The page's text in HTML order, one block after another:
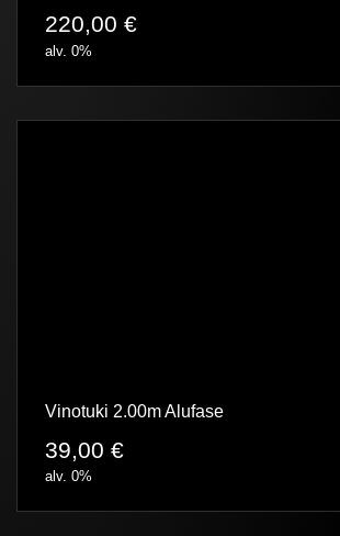
220,00 €
alv. 0%
Vinotuki 2.00m Alufase
39,00 €
alv. 0%